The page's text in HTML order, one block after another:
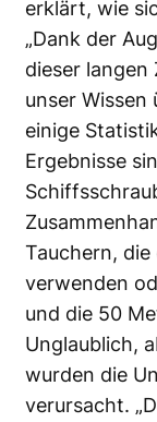
erklärt, wie
„Dank der
dieser
unser
einige
Ergebnisse
Tauchern,
verwenden
und die 50
Unglaublich,
wurden die
verursacht.